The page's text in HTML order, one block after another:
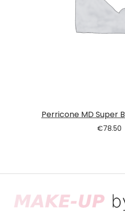
Perricone MD Super
€78.50